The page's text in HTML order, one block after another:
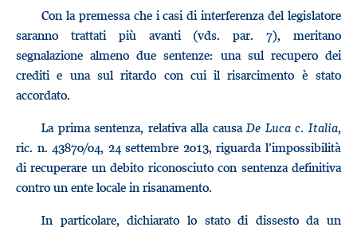
Con la premessa che i casi di interferenza del legislatore
saranno trattati più avanti (vds. par. 7), meritano
segnalazione almeno due sentenze: una sul recupero dei
crediti e una sul ritardo con cui il risarcimento è stato
accordato.
La prima sentenza, relativa alla causaDe Luca c. Italia,
ric. n. 43870/04, 24 settembre 2013, riguarda l’impossibilità
di recuperare un debito riconosciuto con sentenza definitiva
contro un ente locale in risanamento.
In particolare, dichiarato lo stato di dissesto da un